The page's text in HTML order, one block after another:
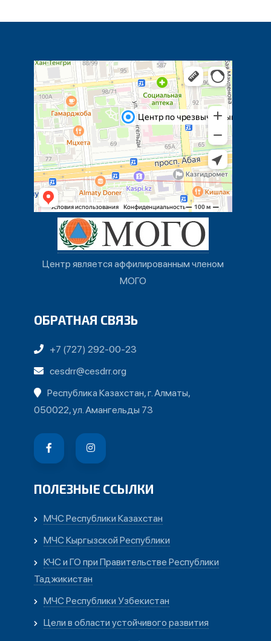
Центр является аффилированным членом
МОГО
ОБРАТНАЯ СВЯЗЬ
+7 (727) 292-00-23
cesdrr@cesdrr.org
Республика Казахстан, г. Алматы,
050022, ул. Амангельды 73
ПОЛЕЗНЫЕ ССЫЛКИ
МЧС Республики Казахстан
МЧС Кыргызской Республики
КЧС и ГО при Правительстве Республики
Таджикистан
МЧС Республики Узбекистан
Цели в области устойчивого развития